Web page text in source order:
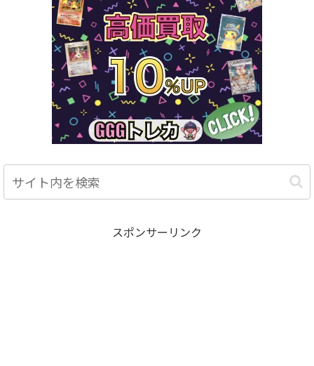
スポンサーリンク